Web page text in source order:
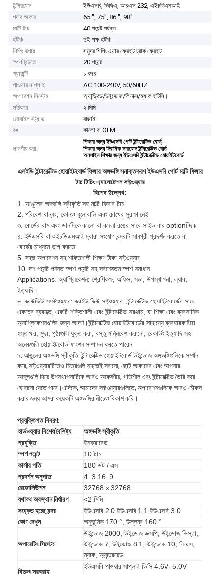
বাড়ি
পণ্য
ইন্টারফেস
ইউএসবি, ভিজিএ, আরএস 232, এইচডিএমআই
পর্দার আকার
65 ", 75", 86 ", 98"
মাল্টি-টাচ
40 পয়েন্ট পর্যন্ত
হটকি
দুই পক্ষ হটকি
শিপিং উপায়
সমুদ্র শিপিং এয়ার ফ্রেইট ট্রাক ফ্রেইট
স্পর্শ বিন্দুতে
20 পয়েন্ট
গ্যারান্টি
১ বছর
পাওয়ার সাপ্লাই
AC 100-240V, 50/60HZ
অপারেশন সিস্টেম
অ্যান্ড্রিড/উইন্ডোজ/লিনাক্স/ম্যাক.ইটিসি।
সঠিকতা
২ মিমি
মোবাইল স্ট্যান্ড
বাছাই
রঙ
কালো বা OEM
লক্ষণীয় করা:
শিক্ষার জন্য ইউএসবি পোর্ট ইন্টারেক্টিভ বোর্ড,
শিক্ষার জন্য সিরামিক সারফেস ইন্টারেক্টিভ বোর্ড,
অনলাইন শিক্ষার জন্য ইউএসবি ইন্টারেক্টিভ হোয়াইটবোর্ড
এলইডি ইন্টারেক্টিভ হোয়াইটবোর্ড ফিঙ্গার অঙ্গভঙ্গি সনাক্তকরণ ইউএসবি পোর্ট মাল্টি ফিঙ্গার
টাচ টিচিং এ্যানোটেশন সফ্টওয়্যার
বিশেষ উল্লেখ:
1. আঙুলের অঙ্গভঙ্গি স্বীকৃতি সহ মাল্টি ফিঙ্গার টাচ
2. পরিবেশ-বান্ধব, কোনও ধুলোবালি এবং চোখের সুরক্ষা নেই
৩. বোর্ডের বাম এবং ডানদিকে কালো বা কালো রঙের সাথে সাইড বার optionচ্ছিক
৪. ইউএসবি বা এইচডিএমআই দ্বারা সংযোগ বন্দরটি সামগ্রী প্রদর্শন করতে বা
বোর্ডের মাধ্যমে ভাগ করতে
5. সহজ অপারেশন সহ শক্তিশালী শিক্ষণ টীকা সফ্টওয়্যার
10. দশ পয়েন্ট পর্যন্ত স্পর্শ পয়েন্ট সহ সর্বশেষতম স্পর্শ সমাধান
Applications. অ্যাপ্লিকেশন: শ্রেণিকক্ষ, অফিস, সভা, উপস্থাপনা, ল্যাব,
ইত্যাদি।
৮. ড্রউভিউ সফটওয়্যার: ড্রইউ ভিউ সফ্টওয়্যার, ইন্টারেক্টিভ হোয়াইটবোর্ডের সাথে
একত্রে ব্যবহৃত, একটি শক্তিশালী এবং ইন্টারেক্টিভ সরঞ্জাম, যা শিক্ষা এবং ব্যবসায়িক
অ্যাপ্লিকেশনগুলির জন্য আদর্শ।ইন্টারেক্টিভ হোয়াইটবোর্ডের সাহায্যে ব্যবহারকারীরা
হস্তাক্ষর, মুছা, পৃষ্ঠাগুলি যুক্ত করা, বস্তু সন্নিবেশ করানো, রেকর্ডিং ইত্যাদি সহ
অনেকগুলি হোয়াইটবোর্ড ফাংশন সম্পাদন করতে পারেন
৯. আঙুলের অঙ্গভঙ্গি স্বীকৃতি: ইন্টারেক্টিভ হোয়াইটবোর্ড উইন্ডোজ অঙ্গভঙ্গিগুলিকে সমর্থন
করে, সফ্টওয়্যারটিতেও চিত্রগুলি সহজেই সরানো, ছোট আকারের এবং আপনার
আঙ্গুলগুলি দিয়ে উপস্থাপনাটিকে আরও আকর্ষণীয়, গতিশীল এবং ইন্টারেক্টিভ তৈরি করে
ঘোরানো যেতে পারে।এদিকে, আমাদের সফ্টওয়্যারগুলিতে, অপারেশনগুলিকে আরও চৌকস
করার জন্য আমরা কয়েকটি অঙ্গভঙ্গির নীচেও বিকাশ করি।
প্রযুক্তিগত বিবরণ:
হার্ডওয়্যার বিশেষ বৈশিষ্ট্য
অঙ্গভঙ্গি স্বীকৃতি
প্রযুক্তি
ইনফ্রারেড
স্পর্শপয়েন্ট
10 টাচ
কার্সার গতি
180 ডট / এস
প্রদর্শন অনুপাত
4: 3 16: 9
রেজোলিউশন
32768 x 32768
যথাযথ অবস্থান নির্ধারণ
<2 মিমি
সংযুক্ত হচ্ছেবন্দর
ইউএসবি 2.0 ইউএসবি 1.1 ইউএসবি 3.0
কোণ দেখুন
অনুভূমিক 170 °, উল্লম্ব 160 °
অপারেটিং সিস্টেম
উইন্ডোজ 2000, উইন্ডোজ এক্সপি, উইন্ডোজ ভিস্তা,
উইন্ডোজ 7, ​​উইন্ডোজ 8.1, উইন্ডোজ 10, লিনাক্স,
ম্যাক, অ্যান্ড্রয়েড
বিদ্যুৎ সরবরাহ
ইউএসবি পাওয়ার সাপ্লাই ডিসি 4.6V- 5.0V